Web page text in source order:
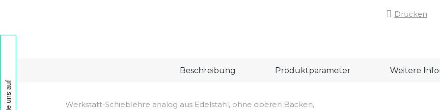
Drucken
Beschreibung Produktparameter Weitere
Werkstatt-Schieblehre analog aus Edelstahl, ohne oberen Backen,